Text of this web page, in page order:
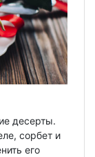
десерты.
сорбет и
его